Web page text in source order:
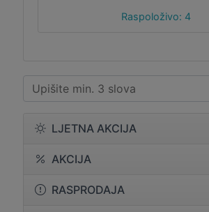
LJETNA AKCIJA
AKCIJA
RASPRODAJA
Raspoloživo: 4